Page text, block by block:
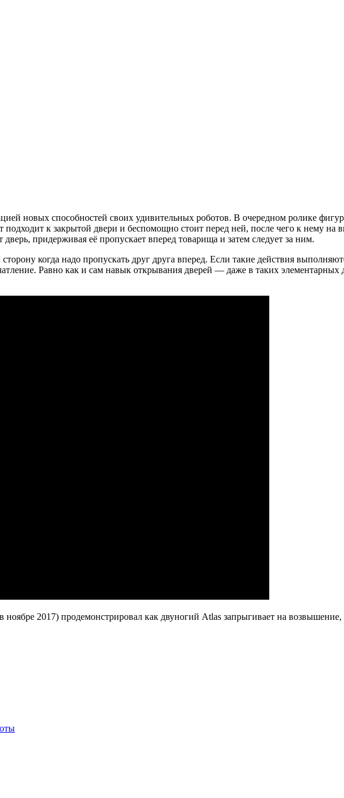
новых способностей своих удивительных роботов. В очередном ролике
к закрытой двери и беспомощно стоит перед ней, после чего к нему на
придерживая её пропускает вперед товарища и затем следует за ним.
когда надо пропускать друг друга вперед. Если такие действия
Равно как и сам навык открывания дверей — даже в таких элементарных
ноябре 2017) продемонстрировал как двуногий Atlas запрыгивает на